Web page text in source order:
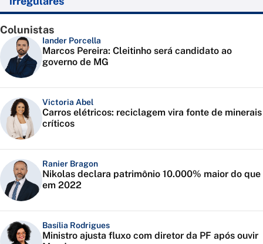
Colunistas
Iander Porcella
Marcos Pereira: Cleitinho será candidato ao
governo de MG
Victoria Abel
Carros elétricos: reciclagem vira fonte de minerais
críticos
Ranier Bragon
Nikolas declara patrimônio 10.000% maior do que
em 2022
Basília Rodrigues
Ministro ajusta fluxo com diretor da PF após ouvir